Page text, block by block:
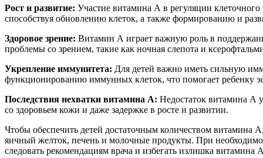
Рост и развитие: Участие витамина А в регуляции
способствуя обновлению клеток, а также формированию и
Здоровое зрение: Витамин А играет важную роль в
проблемы со зрением, такие как ночная слепота и
Укрепление иммунитета: Для детей важно иметь сильную
функционированию иммунных клеток, что помогает ребенку
Последствия нехватки витамина А: Недостаток витамина А
со здоровьем кожи и даже задержке в росте и развитии.
Чтобы обеспечить детей достаточным количеством витамина
яичный желток, печень и молочные продукты. При
следовать рекомендациям врача и избегать излишка